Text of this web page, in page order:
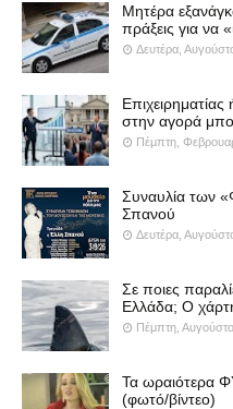
Μητέρα
πράξεις για να
Δευτέρα,
Επιχειρηματίας
στην αγορά
Πέμπτη,
Συναυλία των
Σπανού
Δευτέρα,
Σε ποιες
Ελλάδα; Ο
Πέμπτη,
Τα ωραιότερα
(φωτό/βίντεο)